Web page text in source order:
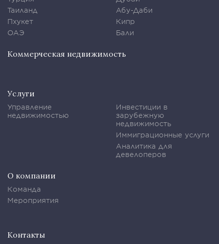
Таиланд
Пхукет
ОАЭ
Абу-Даби
Кипр
Бали
Коммерческая недвижимость
Услуги
Управление
недвижимостью
Инвестиции в
зарубежную
недвижимость
Иммиграционные услуги
Аналитика для
девелоперов
О компании
Команда
Мероприятия
Контакты